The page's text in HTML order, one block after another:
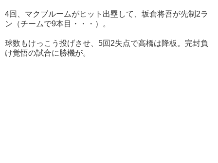
4回、マクブルームがヒット出塁して、坂倉将吾が先制2ラ
ン（チームで9本目・・・）。
球数もけっこう投げさせ、5回2失点で高橋は降板。完封負
け覚悟の試合に勝機が。